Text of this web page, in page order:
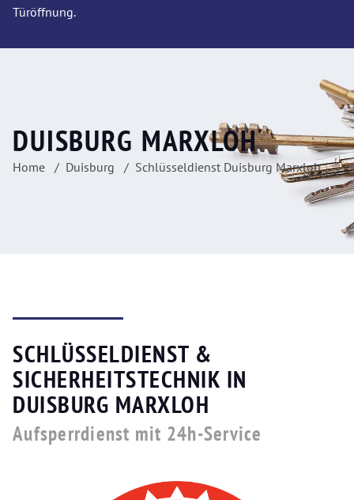
Türöffnung.
DUISBURG MARXLOH
Home Duisburg Schlüsseldienst Duisburg Marxloh
SCHLÜSSELDIENST &
SICHERHEITSTECHNIK IN
DUISBURG MARXLOH
Aufsperrdienst mit 24h-Service